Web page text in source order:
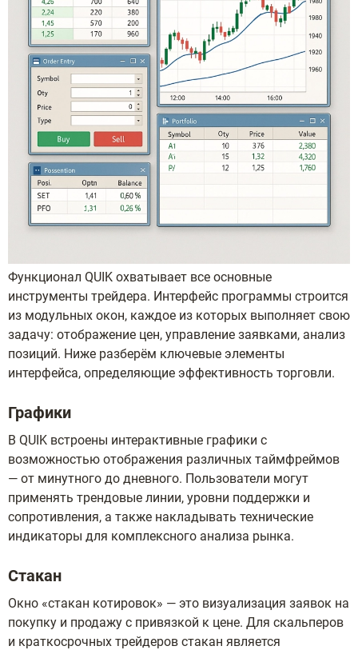
Функционал QUIK охватывает все основные
инструменты трейдера. Интерфейс программы строится
из модульных окон, каждое из которых выполняет свою
задачу: отображение цен, управление заявками, анализ
позиций. Ниже разберём ключевые элементы
интерфейса, определяющие эффективность торговли.
Графики
В QUIK встроены интерактивные графики с
возможностью отображения различных таймфреймов
— от минутного до дневного. Пользователи могут
применять трендовые линии, уровни поддержки и
сопротивления, а также накладывать технические
индикаторы для комплексного анализа рынка.
Стакан
Окно «стакан котировок» — это визуализация заявок на
покупку и продажу с привязкой к цене. Для скальперов
и краткосрочных трейдеров стакан является